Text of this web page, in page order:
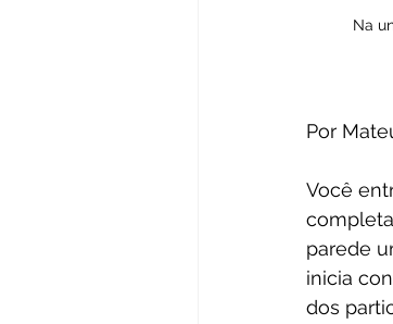
Na
Por
Você
parede
inicia
dos